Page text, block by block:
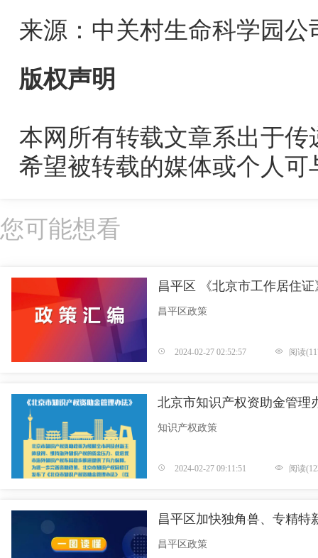
来源：中关村生命科学园公
版权声明
本网所有转载文章系出于
希望被转载的媒体或个人
您可能想看
昌平区 《北京市工作居住
昌平区政策
2024-02-27 02:52:57 阅读
北京市知识产权资助金管理
知识产权政策
2024-02-27 09:11:51 阅读
昌平区加快独角兽、专精特
昌平区政策